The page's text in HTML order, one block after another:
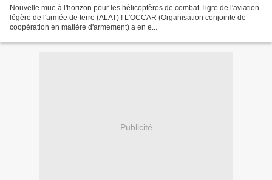
Nouvelle mue à l'horizon pour les hélicoptères de combat Tigre de l'aviation
légère de l'armée de terre (ALAT) ! L'OCCAR (Organisation conjointe de
coopération en matière d'armement) a en e...
Publicité